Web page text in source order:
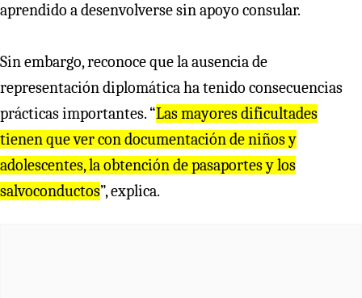
aprendido a desenvolverse sin apoyo consular.
Sin embargo, reconoce que la ausencia de
representación diplomática ha tenido consecuencias
prácticas importantes. “Las mayores dificultades
tienen que ver con documentación de niños y
adolescentes, la obtención de pasaportes y los
salvoconductos”, explica.